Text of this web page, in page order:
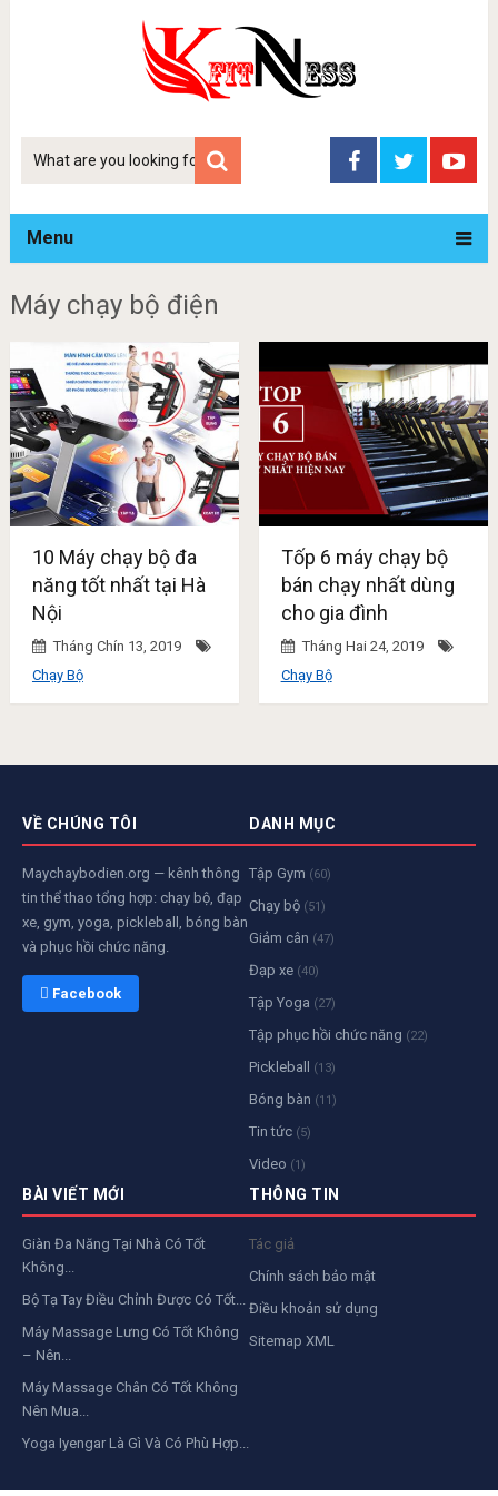
Tim
Menu
Máy chạy bộ điện
10 Máy chạy bộ đa
năng tốt nhất tại Hà
Nội
Tháng Chín 13, 2019
Chạy Bộ
Tốp 6 máy chạy bộ
bán chạy nhất dùng
cho gia đình
Tháng Hai 24, 2019
Chạy Bộ
VỀ CHÚNG TÔI
Maychaybodien.org — kênh thông
tin thể thao tổng hợp: chạy bộ, đạp
xe, gym, yoga, pickleball, bóng bàn
và phục hồi chức năng.
 Facebook
DANH MỤC
Tập Gym (60)
Chạy bộ (51)
Giảm cân (47)
Đạp xe (40)
Tập Yoga (27)
Tập phục hồi chức năng (22)
Pickleball (13)
Bóng bàn (11)
Tin tức (5)
Video (1)
BÀI VIẾT MỚI
Giàn Đa Năng Tại Nhà Có Tốt
Không...
Bộ Tạ Tay Điều Chỉnh Được Có Tốt...
Máy Massage Lưng Có Tốt Không
– Nên...
Máy Massage Chân Có Tốt Không
Nên Mua...
Yoga Iyengar Là Gì Và Có Phù Hợp...
THÔNG TIN
Tác giả
Chính sách bảo mật
Điều khoản sử dụng
Sitemap XML